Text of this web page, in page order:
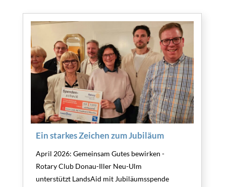
Ein starkes Zeichen zum Jubiläum
April 2026: Gemeinsam Gutes bewirken -
Rotary Club Donau-Iller Neu-Ulm
unterstützt LandsAid mit Jubiläumsspende